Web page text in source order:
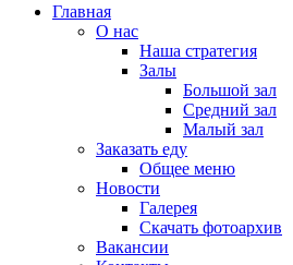
Главная
О нас
Наша стратегия
Залы
Большой зал
Средний зал
Малый зал
Заказать еду
Общее меню
Новости
Галерея
Скачать фотоархив
Вакансии